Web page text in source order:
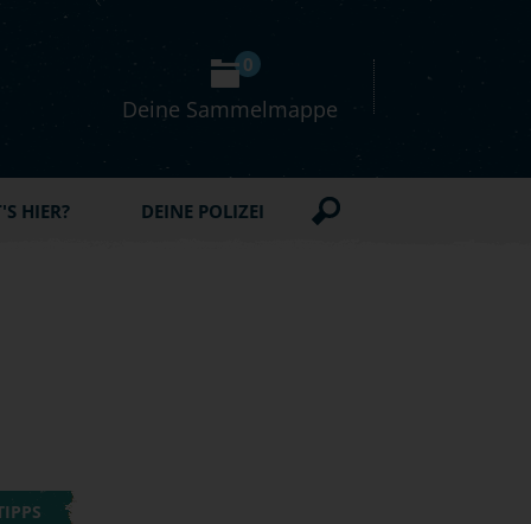
Deine Sammelmappe
0
HIER? DEINE POLIZEI